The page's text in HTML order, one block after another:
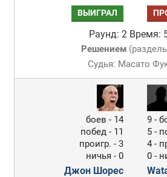
ВЫИГРАЛ
Раунд: 2 Время:
Решением (
Судья: Масато
боев - 14
побед - 11
проигр. - 3
ничья - 0
Джон Шорес
9 -
5 -
4 -
0 -